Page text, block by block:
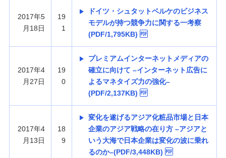
2017年5
月18日
19
1
ドイツ・シュタットベルケのビジネス
モデルが持つ競争力に関する一考察
(PDF/1,795KB)
2017年4
月27日
19
0
プレミアムインターネットメディアの
確立に向けて –インターネット広告に
よるマネタイズ力の強化–
(PDF/2,137KB)
2017年4
月13日
18
9
変化を遂げるアジア化粧品市場と日本
企業のアジア戦略の在り方 –アジアと
いう大海で日本企業は変化の波に乗れ
るのか–(PDF/3,448KB)